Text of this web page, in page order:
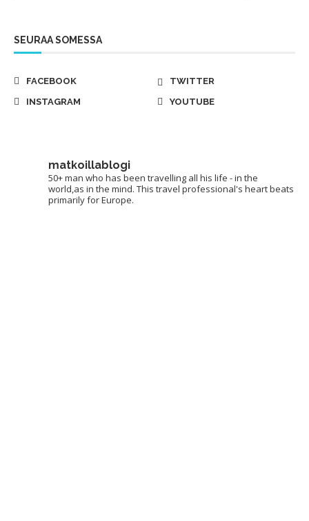
SEURAA SOMESSA
FACEBOOK
TWITTER
INSTAGRAM
YOUTUBE
matkoillablogi
50+ man who has been travelling all his life - in the
world,as in the mind. This travel professional's heart beats
primarily for Europe.